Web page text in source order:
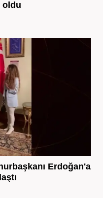
oldu
Erdoğan'a